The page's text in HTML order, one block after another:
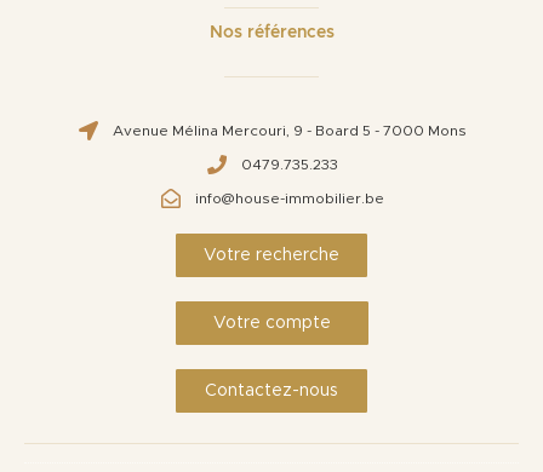
Nos références
Avenue Mélina Mercouri, 9 - Board 5 - 7000 Mons
0479.735.233
info@house-immobilier.be
Votre recherche
Votre compte
Contactez-nous